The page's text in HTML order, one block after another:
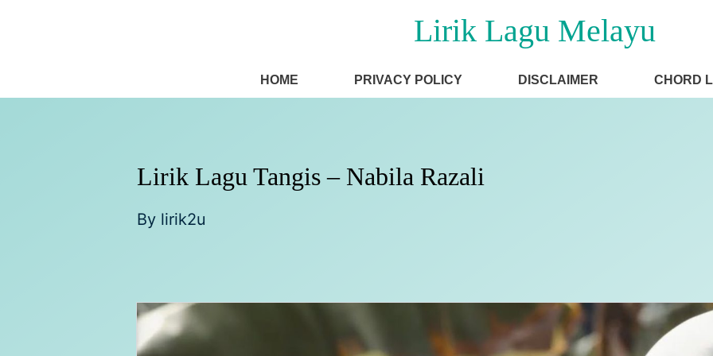
Lirik Lagu Melayu
HOME PRIVACY POLICY DISCLAIMER CHORD
Lirik Lagu Tangis – Nabila Razali
By lirik2u